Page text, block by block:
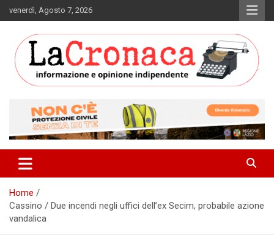
to
venerdì, Agosto 7, 2026
La Cronaca Quotidiano
Home
Cassino / Due incendi negli uffici dell’ex Secim, probabile azione
vandalica